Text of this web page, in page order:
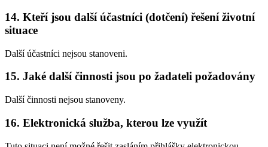
14. Kteří jsou další účastníci (dotčení) řešení životní
situace
Další účastníci nejsou stanoveni.
15. Jaké další činnosti jsou po žadateli požadovány
Další činnosti nejsou stanoveny.
16. Elektronická služba, kterou lze využít